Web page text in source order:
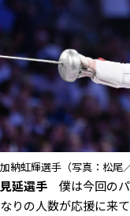
加納虹輝選手（写真：松尾
見延選手 僕は今回の
なりの人数が応援に来